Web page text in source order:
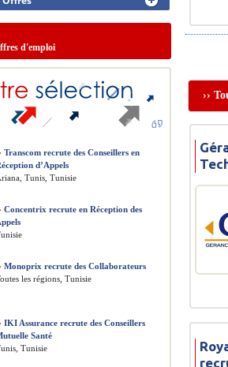
››
d'emploi
Transcom recrute des Conseillers en
d’Appels
Tunis, Tunisie
Concentrix recrute en Réception des
Monoprix recrute des Collaborateurs
les régions, Tunisie
IKI Assurance recrute des Conseillers
Santé
Tunisie